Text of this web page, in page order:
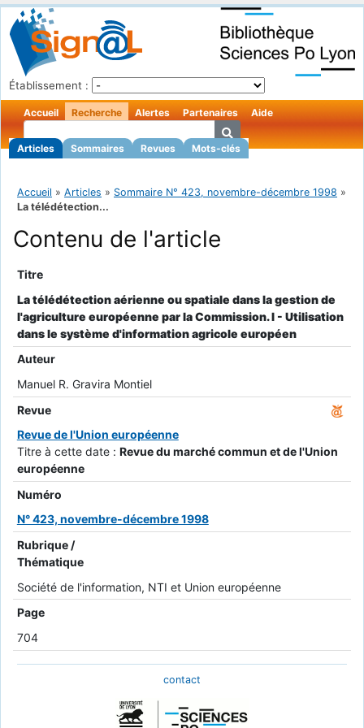
Établissement :
Accueil Recherche
Articles Sommaires Revues Mots-clés
Alertes Partenaires Aide
Accueil » Articles » Sommaire N° 423, novembre-décembre 1998 »
La télédétection...
Contenu de l'article
Titre
La télédétection aérienne ou spatiale dans la gestion de
l'agriculture européenne par la Commission. I - Utilisation
dans le système d'information agricole européen
Auteur
Manuel R. Gravira Montiel
Revue
Revue de l'Union européenne
Titre à cette date : Revue du marché commun et de l'Union
européenne
Numéro
N° 423, novembre-décembre 1998
Rubrique /
Thématique
Société de l'information, NTI et Union européenne
Page
704
contact